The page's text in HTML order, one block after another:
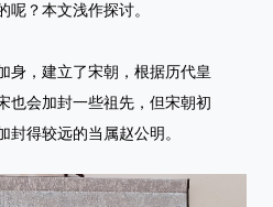
呢？本文浅作探讨。
身，建立了宋朝，根据历代皇
也会加封一些祖先，但宋朝初
封得较远的当属赵公明。